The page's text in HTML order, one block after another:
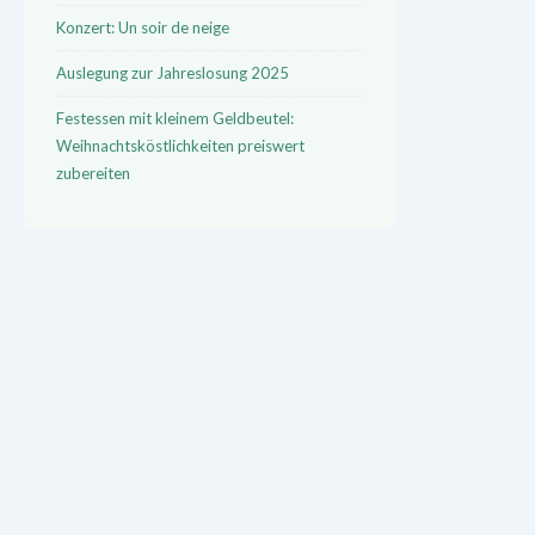
Konzert: Un soir de neige
Auslegung zur Jahreslosung 2025
Festessen mit kleinem Geldbeutel:
Weihnachtsköstlichkeiten preiswert
zubereiten